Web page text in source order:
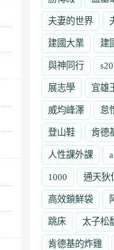
夫妻的世界
建國大業 建
與神同行
展志學 宜雄
威均峰澤 怠
登山鞋 肯德
人性課外課
1000 通天狄
高效鎖鮮袋
跳床 太子松
肯德基的炸雞